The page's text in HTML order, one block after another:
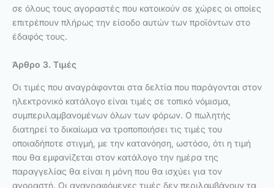
σε όλους τους αγοραστές που κατοικούν σε χώρες οι οποίες
επιτρέπουν πλήρως την είσοδο αυτών των προϊόντων στο
έδαφός τους.
Άρθρο 3. Τιμές
Οι τιμές που αναγράφονται στα δελτία που παράγονται στον
ηλεκτρονικό κατάλογο είναι τιμές σε τοπικό νόμισμα,
συμπεριλαμβανομένων όλων των φόρων. Ο πωλητής
διατηρεί το δικαίωμα να τροποποιήσει τις τιμές του
οποιαδήποτε στιγμή, με την κατανόηση, ωστόσο, ότι η τιμή
που θα εμφανίζεται στον κατάλογο την ημέρα της
παραγγελίας θα είναι η μόνη που θα ισχύει για τον
αγοραστή. Οι αναγραφόμενες τιμές δεν περιλαμβάνουν τα